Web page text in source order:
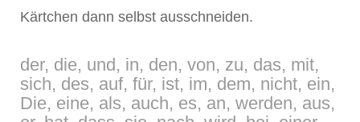
Kärtchen dann selbst ausschneiden.
der, die, und, in, den, von, zu, das, mit,
sich, des, auf, für, ist, im, dem, nicht, ein,
Die, eine, als, auch, es, an, werden, aus,